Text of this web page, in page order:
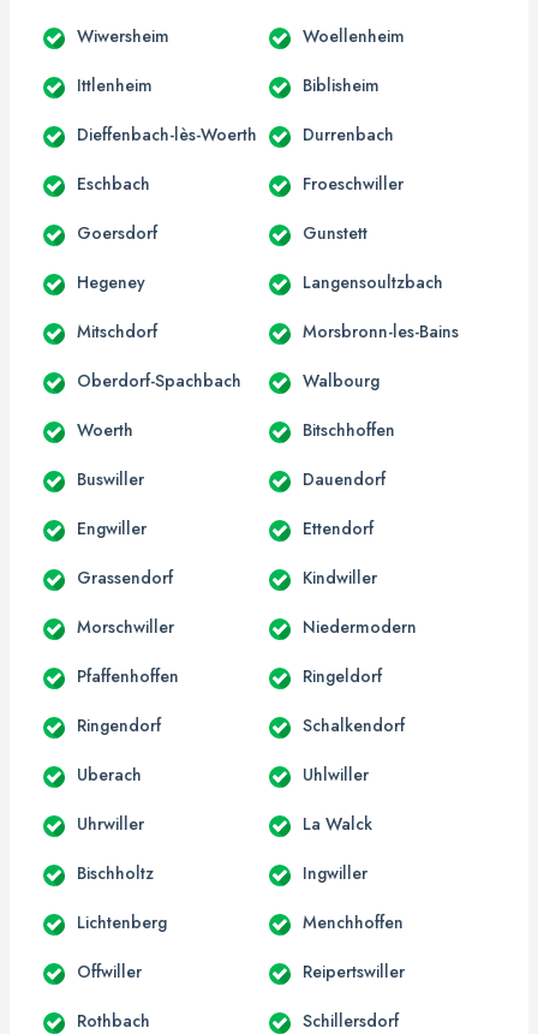
Wiwersheim Woellenheim
Ittlenheim Biblisheim
Dieffenbach-lès-Woerth Durrenbach
Eschbach Froeschwiller
Goersdorf Gunstett
Hegeney Langensoultzbach
Mitschdorf Morsbronn-les-Bains
Oberdorf-Spachbach Walbourg
Woerth Bitschhoffen
Buswiller Dauendorf
Engwiller Ettendorf
Grassendorf Kindwiller
Morschwiller Niedermodern
Pfaffenhoffen Ringeldorf
Ringendorf Schalkendorf
Uberach Uhlwiller
Uhrwiller La Walck
Bischholtz Ingwiller
Lichtenberg Menchhoffen
Offwiller Reipertswiller
Rothbach Schillersdorf